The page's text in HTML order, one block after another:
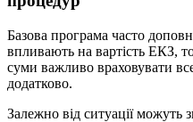
Базова програма часто
впливають на вартість ЕКЗ,
суми важливо враховувати
додатково.
Залежно від ситуації можуть